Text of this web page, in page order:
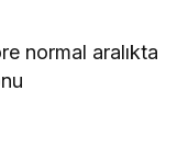
normal aralıkta